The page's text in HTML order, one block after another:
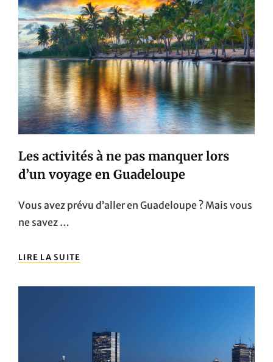
Les activités à ne pas manquer lors
d’un voyage en Guadeloupe
Vous avez prévu d’aller en Guadeloupe ? Mais vous
ne savez …
LIRE LA SUITE
ACTIVITÉS
NE
D’UN
VOYAGE